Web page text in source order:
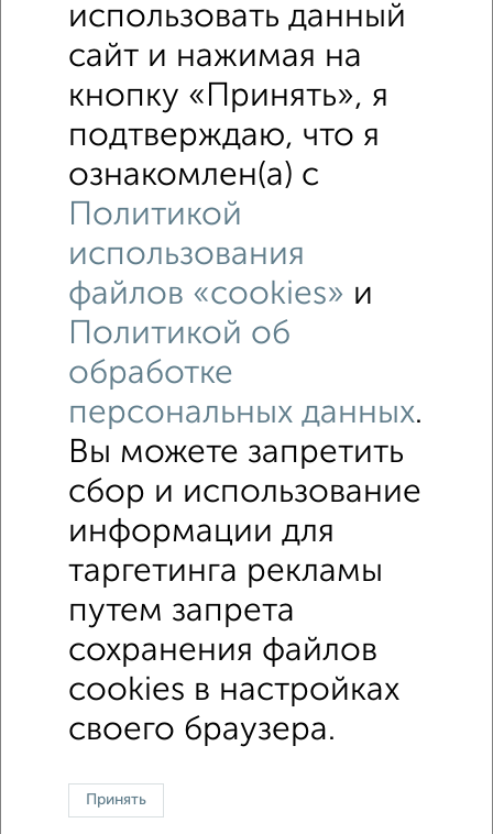
↑ НАВЕРХ К МЕНЮ
Офисное помещение
Торговое помещение
Производственное помещение
Контакты
Политика конфиденциальности
Владимир, проспект Ленина 5
© 2015–2026
Сайт-доска объявлений недвижимости
Застройщики
Консультации по недвижимости
использовать данный
сайт и нажимая на
кнопку «Принять», я
подтверждаю, что я
ознакомлен(а) с
Политикой
использования
файлов «cookies» и
Политикой об
обработке
персональных данных.
Вы можете запретить
сбор и использование
информации для
таргетинга рекламы
путем запрета
сохранения файлов
cookies в настройках
своего браузера.
Принять